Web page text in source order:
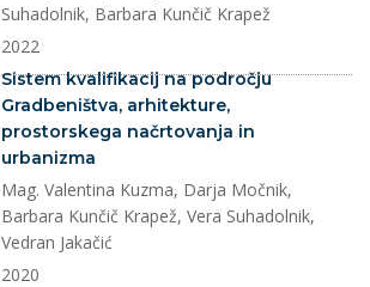
Suhadolnik, Barbara Kunčič Krapež
2022
dokument
Sistem kvalifikacij na področju
Gradbeništva, arhitekture,
prostorskega načrtovanja in
urbanizma
Mag. Valentina Kuzma, Darja Močnik,
Barbara Kunčič Krapež, Vera Suhadolnik,
Vedran Jakačić
2020